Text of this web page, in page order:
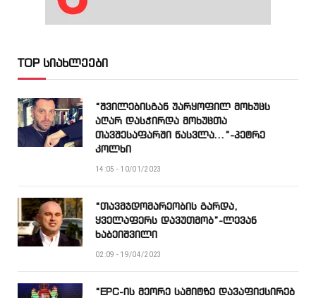
TOP სიახლეები
“შვილებისგან უარყოფილ მოხუცს
აღარ დასჭირდა მოხუცთა
თავშესაფარში წასვლა…”-პეტრე
კოლხი
14:05 - 10/01/2023
“თავმჯდომარეობის გარდა,
ყველაფერს დავუთმობ”-ლევან
ხაბეიშვილი
02:09 - 19/04/2023
“EPC-ის მეორე სამიტზე დავაფიქსირებ